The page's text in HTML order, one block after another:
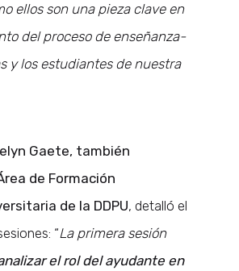
ellos son una pieza clave en
del proceso de enseñanza-
y los estudiantes de nuestra
Gaete, también
de Formación
de la DDPU, detalló el
“La primera sesión
el rol del ayudante en